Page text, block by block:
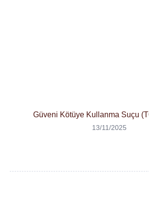
Güveni Kötüye Kullanma Suçu
13/11/2025